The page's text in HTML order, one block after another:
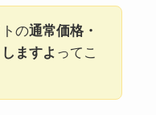
の通常価格・
ますよ ってこ